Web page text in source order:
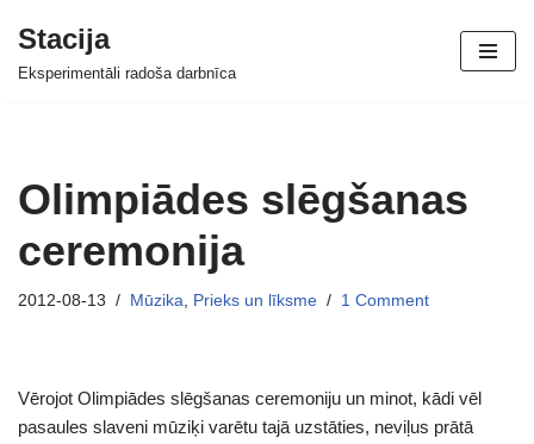
Skip
Stacija
Eksperimentāli radoša darbnīca
Olimpiādes slēgšanas
ceremonija
2012-08-13 Mūzika, Prieks un līksme 1 Comment
Vērojot Olimpiādes slēgšanas ceremoniju un minot, kādi vēl
pasaules slaveni mūziķi varētu tajā uzstāties, neviļus prātā